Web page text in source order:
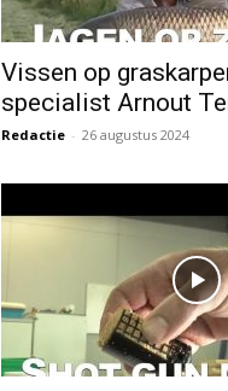
Vissen op
specialist Arnout
Redactie - 26 augustus 2024